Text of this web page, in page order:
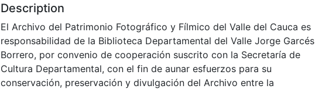
Description
El Archivo del Patrimonio Fotográfico y Fílmico del Valle del Cauca es
responsabilidad de la Biblioteca Departamental del Valle Jorge Garcés
Borrero, por convenio de cooperación suscrito con la Secretaría de
Cultura Departamental, con el fin de aunar esfuerzos para su
conservación, preservación y divulgación del Archivo entre la